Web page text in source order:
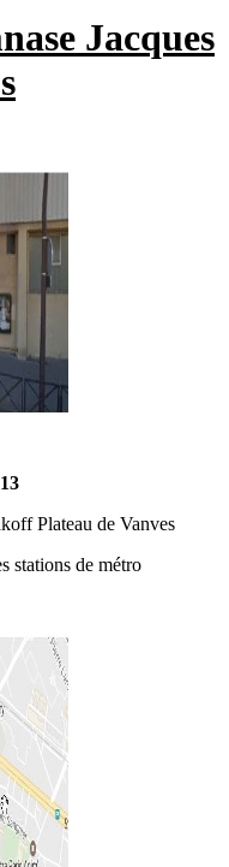
Jacques
Plateau de Vanves
stations de métro